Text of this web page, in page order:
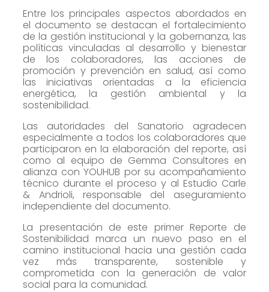
Entre los principales aspectos abordados en
el documento se destacan el fortalecimiento
de la gestión institucional y la gobernanza, las
políticas vinculadas al desarrollo y bienestar
de los colaboradores, las acciones de
promoción y prevención en salud, así como
las iniciativas orientadas a la eficiencia
energética, la gestión ambiental y la
sostenibilidad.
Las autoridades del Sanatorio agradecen
especialmente a todos los colaboradores que
participaron en la elaboración del reporte, así
como al equipo de Gemma Consultores en
alianza con YOUHUB por su acompañamiento
técnico durante el proceso y al Estudio Carle
& Andrioli, responsable del aseguramiento
independiente del documento.
La presentación de este primer Reporte de
Sostenibilidad marca un nuevo paso en el
camino institucional hacia una gestión cada
vez más transparente, sostenible y
comprometida con la generación de valor
social para la comunidad.
visita. Si
rechaza estas
cookies,
algunas
funcionalidades
desaparecerán
de la web.
Marketing
Al compartir tus
intereses y
comportamiento
mientras visitas
aumentas la
posibilidad de
ver contenido y
ofertas